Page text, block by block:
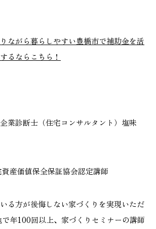
ながら暮らしやすい豊橋市で補助金を活
るならこちら！
業診断士（住宅コンサルタント）塩味
産価値保全保証協会認定講師
る方が後悔しない家づくりを実現いただ
で年100回以上、家づくりセミナーの講師